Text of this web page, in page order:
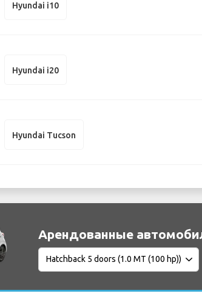
Hyundai i10
Hyundai i20
Hyundai Tucson
Арендованные